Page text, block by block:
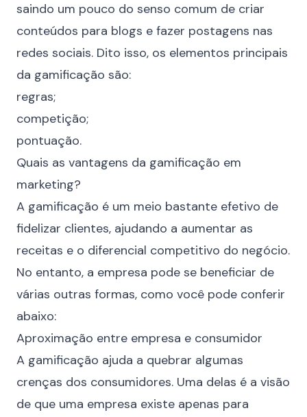
saindo um pouco do senso comum de criar
conteúdos para blogs e fazer postagens nas
redes sociais. Dito isso, os elementos principais
da gamificação são:
regras;
competição;
pontuação.
Quais as vantagens da gamificação em
marketing?
A gamificação é um meio bastante efetivo de
fidelizar clientes, ajudando a aumentar as
receitas e o diferencial competitivo do negócio.
No entanto, a empresa pode se beneficiar de
várias outras formas, como você pode conferir
abaixo:
Aproximação entre empresa e consumidor
A gamificação ajuda a quebrar algumas
crenças dos consumidores. Uma delas é a visão
de que uma empresa existe apenas para